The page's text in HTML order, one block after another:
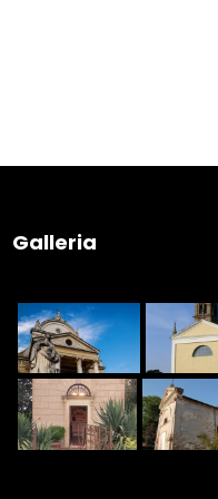
Galleria